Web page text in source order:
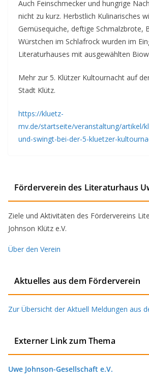
Auch Feinschmecker und hungrige
nicht zu kurz. Herbstlich Kulinarisches
Gemüsequiche, deftige Schmalzbrote,
Würstchen im Schlafrock wurden im
Literaturhauses mit ausgewählten
Mehr zur 5. Klützer Kultournacht auf
Stadt Klütz.
https://kluetz-
mv.de/startseite/veranstaltung/artikel/
und-swingt-bei-der-5-kluetzer-
Förderverein des Literaturhaus
Ziele und Aktivitäten des Fördervereins
Johnson Klütz e.V.
Über den Verein
Aktuelles aus dem Förderverein
Zur Übersicht der Aktuell Meldungen aus
Externer Link zum Thema
Uwe Johnson-Gesellschaft e.V.